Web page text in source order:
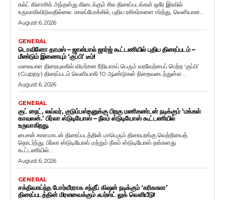
கல்ட் கிளாசிக் அந்தஸ்து கிடைக்கும் சில திரைப்படங்கள் ஒரே இரவில்
உருவாகிவிடுவதில்லை. காலப்போக்கில், புதிய ரசிகர்களை ஈர்த்து, வெளியான...
August 6, 2026
GENERAL
டொவினோ தாமஸ் – ஜான்பால் ஜார்ஜ் கூட்டணியில் புதிய திரைப்படம் –
மீண்டும் இணையும் ‘குப்பி’ டீம்!
மலையாள திரையுலகில் விமர்சன ரீதியாகப் பெரும் வரவேற்பைப் பெற்ற ‘குப்பி’
(Guppy) திரைப்படம் வெளியாகி 10 ஆண்டுகள் நிறைவடைந்துள்ள...
August 6, 2026
GENERAL
குட் நைட், லவ்வர், குடும்பஸ்தனுக்கு பிறகு மணிகண்டன் நடிக்கும் ‘மக்கள்
காவலன்.’ பிர்லா ஸ்டுடியோஸ் – நீலம் ஸ்டுடியோஸ் கூட்டணியில்
உருவாகிறது.
பைசன் காளமாடன் திரைப்படத்தின் மாபெரும் திரையரங்கு வெற்றியைத்
தொடர்ந்து, பிர்லா ஸ்டுடியோஸ் மற்றும் நீலம் ஸ்டுடியோஸ் தங்களது
கூட்டணியில்...
August 6, 2026
GENERAL
சக்திவாய்ந்த போர்வீரராக சந்தீப் கிஷன் நடிக்கும் ‘கரிகாலா’
திரைப்படத்தின் மிரளவைக்கும் ஃபர்ஸ்ட் லுக் வெளியீடு!